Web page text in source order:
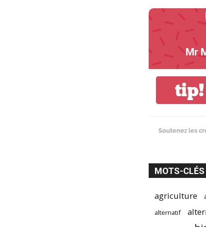
Mr
tip!
Soutenez les
MOTS-CLÉS
agriculture
alternatif